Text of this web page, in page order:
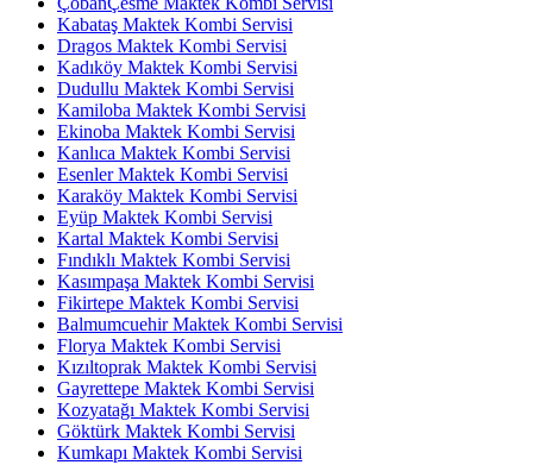
Kabataş Maktek Kombi Servisi
Dragos Maktek Kombi Servisi
Kadıköy Maktek Kombi Servisi
Dudullu Maktek Kombi Servisi
Kamiloba Maktek Kombi Servisi
Ekinoba Maktek Kombi Servisi
Kanlıca Maktek Kombi Servisi
Esenler Maktek Kombi Servisi
Karaköy Maktek Kombi Servisi
Eyüp Maktek Kombi Servisi
Kartal Maktek Kombi Servisi
Fındıklı Maktek Kombi Servisi
Kasımpaşa Maktek Kombi Servisi
Fikirtepe Maktek Kombi Servisi
Balmumcuehir Maktek Kombi Servisi
Florya Maktek Kombi Servisi
Kızıltoprak Maktek Kombi Servisi
Gayrettepe Maktek Kombi Servisi
Kozyatağı Maktek Kombi Servisi
Göktürk Maktek Kombi Servisi
Kumkapı Maktek Kombi Servisi